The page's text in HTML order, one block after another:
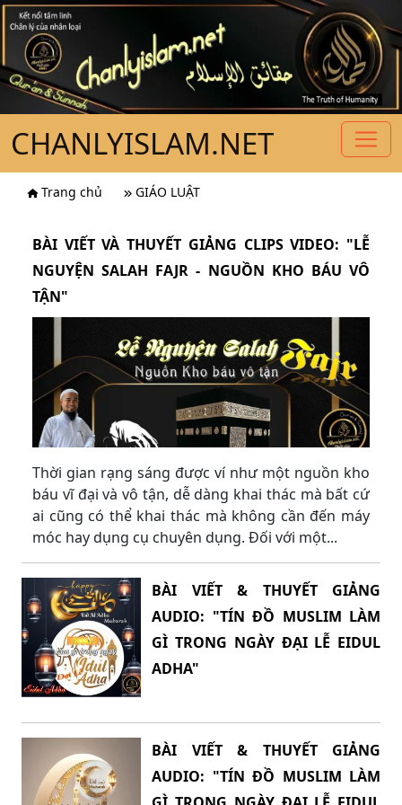
CHANLYISLAM.NET
Trang chủ GIÁO LUẬT
BÀI VIẾT VÀ THUYẾT GIẢNG CLIPS VIDEO: "LỄ
NGUYỆN SALAH FAJR - NGUỒN KHO BÁU VÔ
TẬN"
Thời gian rạng sáng được ví như một nguồn kho
báu vĩ đại và vô tận, dễ dàng khai thác mà bất cứ
ai cũng có thể khai thác mà không cần đến máy
móc hay dụng cụ chuyên dụng. Đối với một...
BÀI VIẾT & THUYẾT GIẢNG
AUDIO: "TÍN ĐỒ MUSLIM LÀM
GÌ TRONG NGÀY ĐẠI LỄ EIDUL
ADHA"
BÀI VIẾT & THUYẾT GIẢNG
AUDIO: "TÍN ĐỒ MUSLIM LÀM